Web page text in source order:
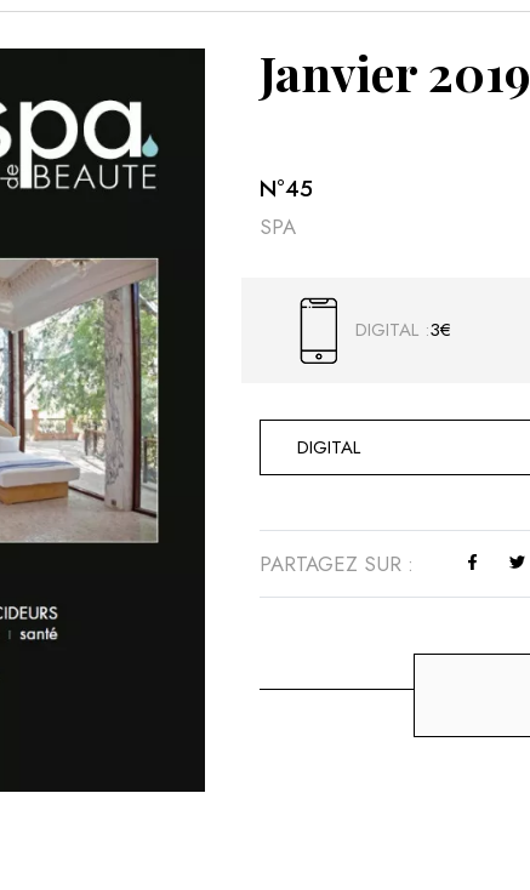
Janvier 2019
N°45
SPA
DIGITAL :3€
DIGITAL
PARTAGEZ SUR :